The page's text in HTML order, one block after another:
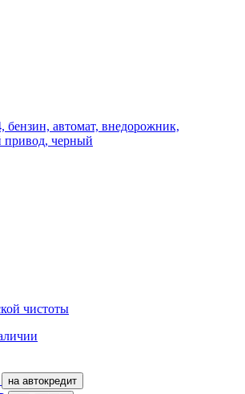
бензин, автомат, внедорожник,
привод, черный
чистоты
на автокредит